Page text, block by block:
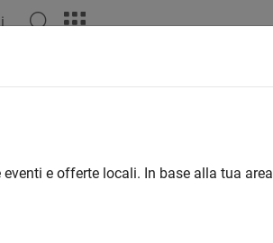
was this information?
e offerte locali. In base alla tua area